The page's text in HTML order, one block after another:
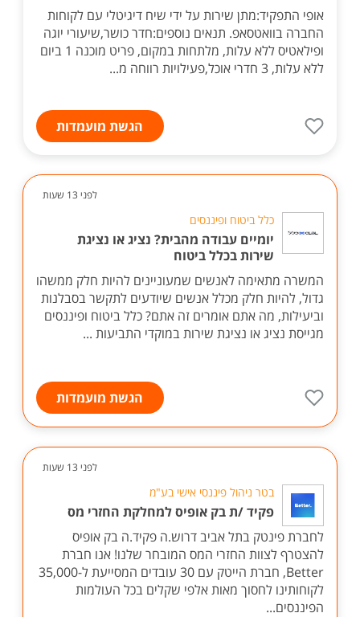
אופי התפקיד:מתן שירות על ידי שיח דיגיטלי עם לקוחות
החברה בוואטסאפ. תנאים נוספים:חדר כושר,שיעורי יוגה
ופילאטיס ללא עלות, מלתחות במקום, פריט מוכנה 1 ביום
ללא עלות, 3 חדרי אוכל,פעילויות רווחה מ...
הגשת מועמדות
לפני 13 שעות
כלל ביטוח ופיננסים
יומיים עבודה מהבית? נציג או נציגת
שירות בכלל ביטוח
המשרה מתאימה לאנשים שמעוניינים להיות חלק ממשהו
גדול, להיות חלק מכלל אנשים שיודעים לתקשר בסבלנות
וביעילות, מה אתם אומרים זה אתם? כלל ביטוח ופיננסים
מגייסת נציג או נציגת שירות במוקדי התביעות ...
הגשת מועמדות
לפני 13 שעות
בטר ניהול פיננסי אישי בע"מ
פקיד /ת בק אופיס למחלקת החזרי מס
לחברת פינטק בתל אביב דרוש.ה פקיד.ה בק אופיס
להצטרף לצוות החזרי המס המובחר שלנו! אנו חברת
Better, חברת הייטק עם 30 עובדים המסייעת ל-35,000
לקוחותינו לחסוך מאות אלפי שקלים בכל העולמות
הפיננסים...